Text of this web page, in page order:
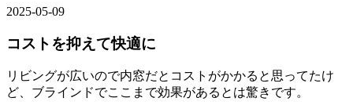
2025-05-09
コストを抑えて快適に
リビングが広いので内窓だとコストがかかると思ってたけ
ど、ブラインドでここまで効果があるとは驚きです。